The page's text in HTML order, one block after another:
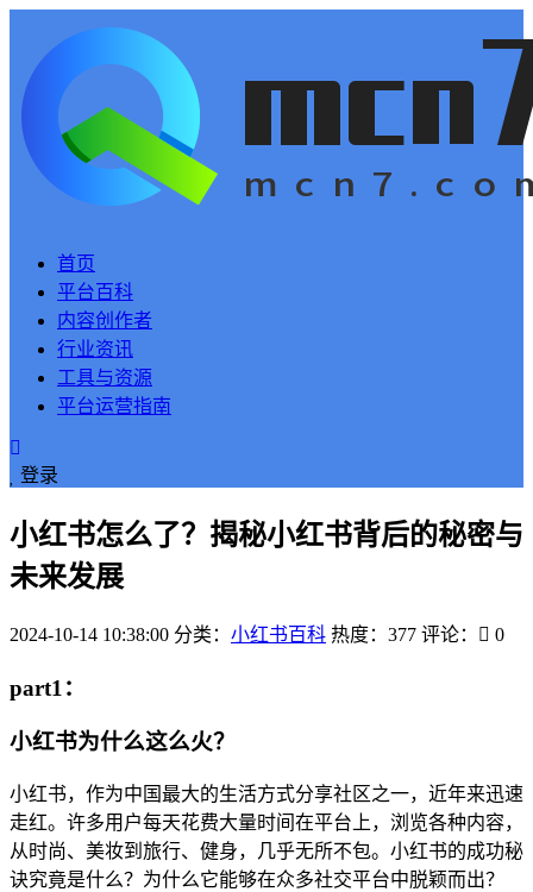
首页
平台百科
内容创作者
行业资讯
工具与资源
平台运营指南
登录
小红书怎么了？揭秘小红书背后的秘密与
未来发展
2024-10-14 10:38:00 分类： 小红书百科 热度：377 评论： 0
part1：
小红书为什么这么火？
小红书，作为中国最大的生活方式分享社区之一，近年来迅速
走红。许多用户每天花费大量时间在平台上，浏览各种内容，
从时尚、美妆到旅行、健身，几乎无所不包。小红书的成功秘
诀究竟是什么？为什么它能够在众多社交平台中脱颖而出？